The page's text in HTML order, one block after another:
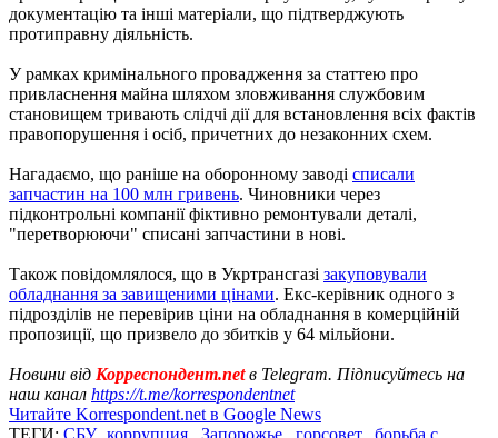
документацію та інші матеріали, що підтверджують
протиправну діяльність.
У рамках кримінального провадження за статтею про
привласнення майна шляхом зловживання службовим
становищем тривають слідчі дії для встановлення всіх фактів
правопорушення і осіб, причетних до незаконних схем.
Нагадаємо, що раніше на оборонному заводі списали
запчастин на 100 млн гривень. Чиновники через
підконтрольні компанії фіктивно ремонтували деталі,
"перетворюючи" списані запчастини в нові.
Також повідомлялося, що в Укртрансгазі закуповували
обладнання за завищеними цінами. Екс-керівник одного з
підрозділів не перевірив ціни на обладнання в комерційній
пропозиції, що призвело до збитків у 64 мільйони.
Новини від Корреспондент.netв Telegram. Підписуйтесь на
наш канал https://t.me/korrespondentnet
Читайте Korrespondent.net в Google News
ТЕГИ: СБУ, коррупция Запорожье горсовет, борьба с